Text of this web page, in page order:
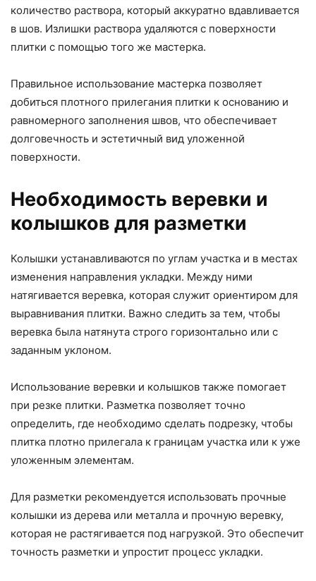
количество раствора, который аккуратно вдавливается
в шов. Излишки раствора удаляются с поверхности
плитки с помощью того же мастерка.
Правильное использование мастерка позволяет
добиться плотного прилегания плитки к основанию и
равномерного заполнения швов, что обеспечивает
долговечность и эстетичный вид уложенной
поверхности.
Необходимость веревки и
колышков для разметки
Колышки устанавливаются по углам участка и в местах
изменения направления укладки. Между ними
натягивается веревка, которая служит ориентиром для
выравнивания плитки. Важно следить за тем, чтобы
веревка была натянута строго горизонтально или с
заданным уклоном.
Использование веревки и колышков также помогает
при резке плитки. Разметка позволяет точно
определить, где необходимо сделать подрезку, чтобы
плитка плотно прилегала к границам участка или к уже
уложенным элементам.
Для разметки рекомендуется использовать прочные
колышки из дерева или металла и прочную веревку,
которая не растягивается под нагрузкой. Это обеспечит
точность разметки и упростит процесс укладки.